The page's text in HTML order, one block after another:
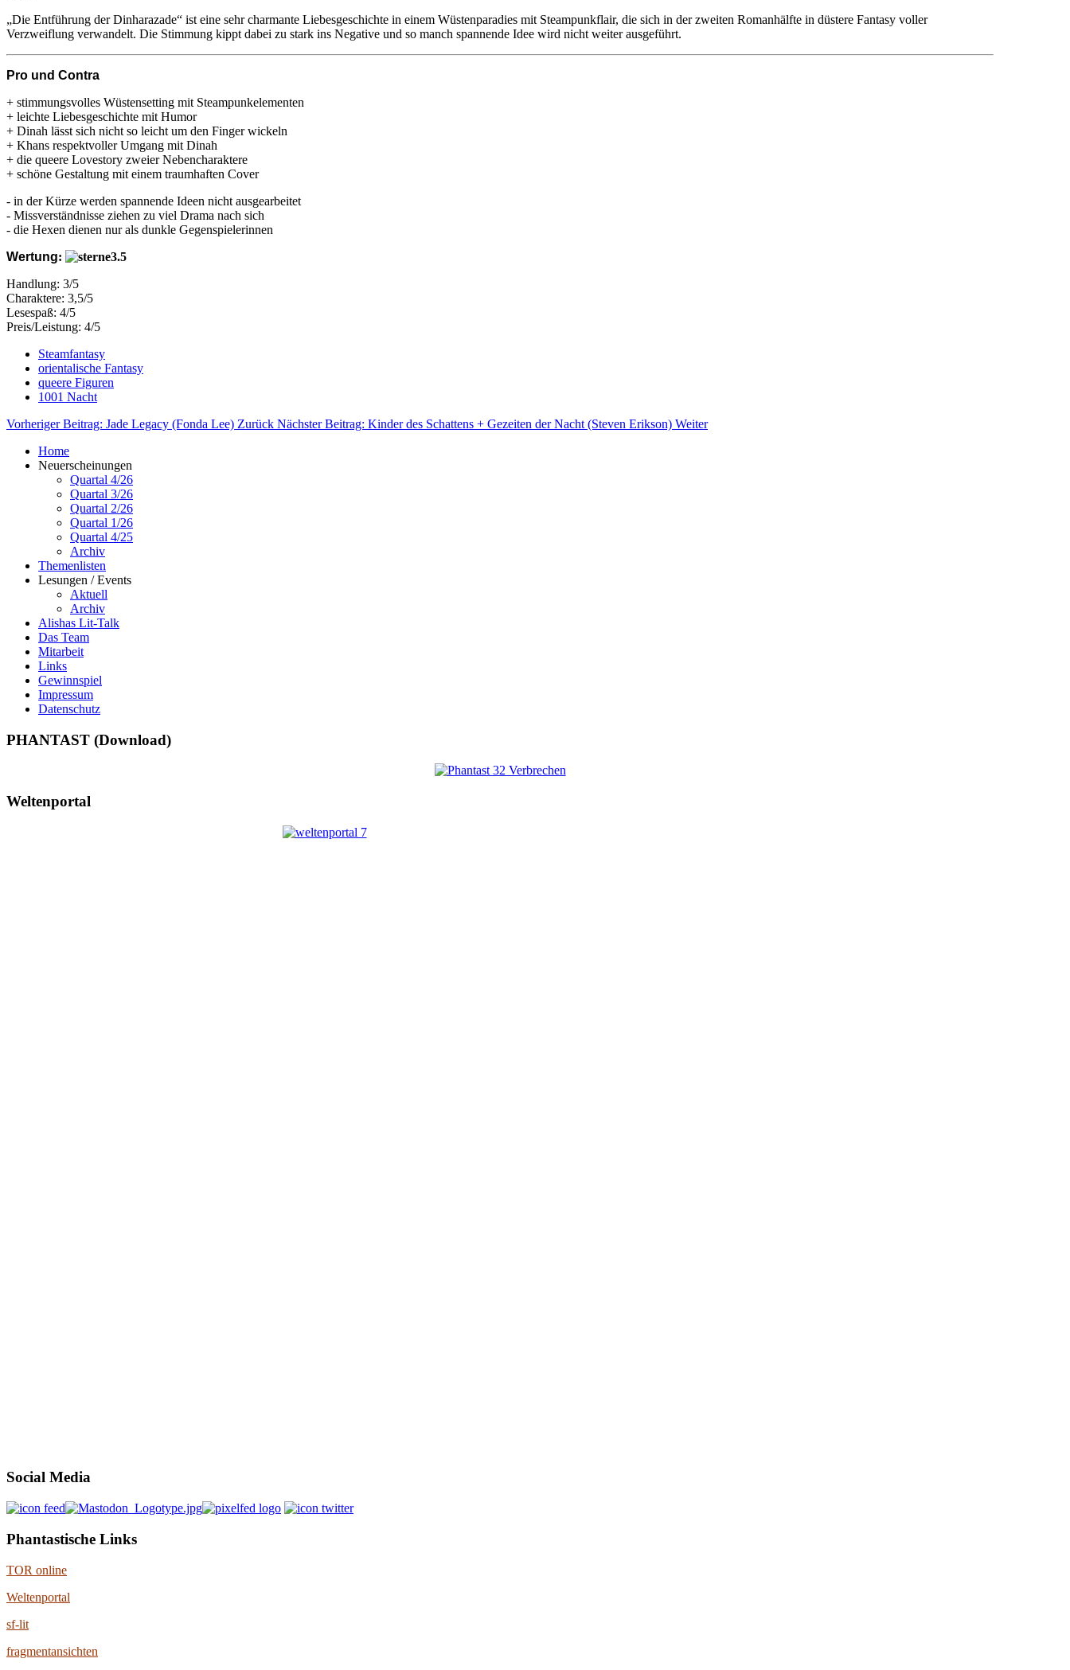
„Die Entführung der Dinharazade“ ist eine sehr charmante Liebesgeschichte in einem Wüstenparadies mit Steampunkflair, die sich in der zweiten Romanhälfte in düstere Fantasy voller
Verzweiflung verwandelt. Die Stimmung kippt dabei zu stark ins Negative und so manch spannende Idee wird nicht weiter ausgeführt.
Pro und Contra
+ stimmungsvolles Wüstensetting mit Steampunkelementen
+ leichte Liebesgeschichte mit Humor
+ Dinah lässt sich nicht so leicht um den Finger wickeln
+ Khans respektvoller Umgang mit Dinah
+ die queere Lovestory zweier Nebencharaktere
+ schöne Gestaltung mit einem traumhaften Cover
- in der Kürze werden spannende Ideen nicht ausgearbeitet
- Missverständnisse ziehen zu viel Drama nach sich
- die Hexen dienen nur als dunkle Gegenspielerinnen
Wertung:
Handlung: 3/5
Charaktere: 3,5/5
Lesespaß: 4/5
Preis/Leistung: 4/5
Steamfantasy
orientalische Fantasy
queere Figuren
1001 Nacht
Vorheriger Beitrag: Jade Legacy (Fonda Lee) Zurück Nächster Beitrag: Kinder des Schattens + Gezeiten der Nacht (Steven Erikson) Weiter
Home
Neuerscheinungen
Quartal 4/26
Quartal 3/26
Quartal 2/26
Quartal 1/26
Quartal 4/25
Archiv
Themenlisten
Lesungen / Events
Aktuell
Archiv
Alishas Lit-Talk
Das Team
Mitarbeit
Links
Gewinnspiel
Impressum
Datenschutz
PHANTAST (Download)
Weltenportal
Social Media
Phantastische Links
TOR online
Weltenportal
sf-lit
fragmentansichten